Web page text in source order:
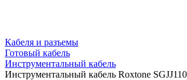
Кабеля и разъемы
Готовый кабель
Инструментальный кабель
Инструментальный кабель Roxtone